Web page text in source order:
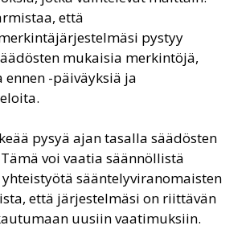
että
pystyy
mukaisia merkintöjä,
ennen -päiväyksiä ja
pysyä ajan tasalla säädösten
voi vaatia säännöllistä
sääntelyviranomaisten
että järjestelmäsi on riittävän
uusiin vaatimuksiin.